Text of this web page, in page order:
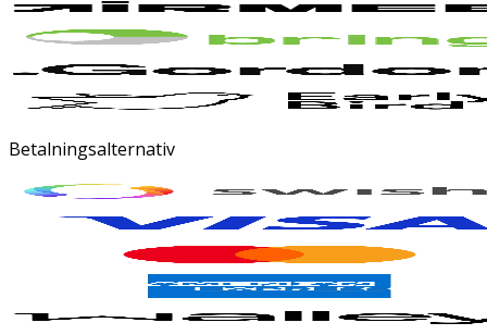
Betalningsalternativ